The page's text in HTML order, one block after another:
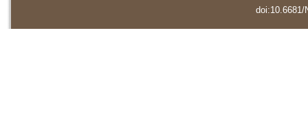
doi:10.6681/